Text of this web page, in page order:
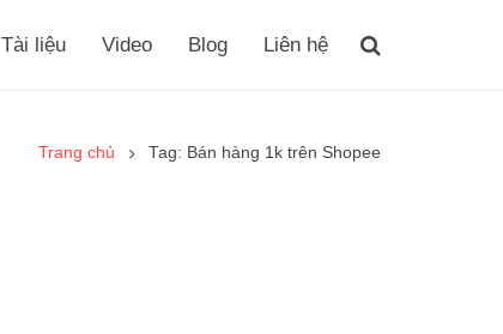
Tài liệu Video Blog Liên hệ
Trang chủ Tag: Bán hàng 1k trên Shopee